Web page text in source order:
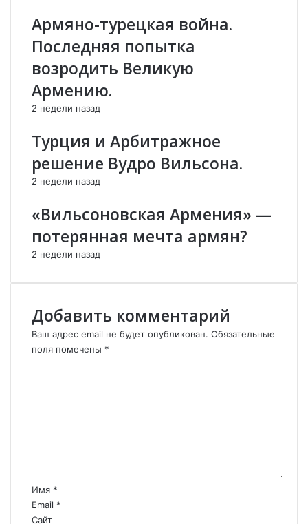
е
ч
и
.
к
л
д
с
е
л
Ч
р
д
х
у
в
д
е
н
м
т
С
а
ы
к
й
Армяно-турецкая война.
Последняя попытка
возродить Великую
Армению.
2 недели назад
Турция и Арбитражное
решение Вудро Вильсона.
2 недели назад
«Вильсоновская Армения» —
потерянная мечта армян?
2 недели назад
Добавить комментарий
Ваш адрес email не будет опубликован. Обязательные
поля помечены *
р
и
й
Имя *
Email *
Сайт